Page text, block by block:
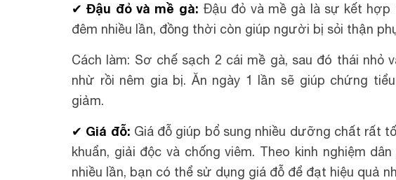
✔ Đậu đỏ và mề gà: Đậu đỏ và mề gà là sự kết
đêm nhiều lần, đồng thời còn giúp người bị sỏi thận
Cách làm: Sơ chế sạch 2 cái mề gà, sau đó thái nhỏ
nhừ rồi nêm gia bị. Ăn ngày 1 lần sẽ giúp chứng
giảm.
✔ Giá đỗ: Giá đỗ giúp bổ sung nhiều dưỡng chất rất
khuẩn, giải độc và chống viêm. Theo kinh nghiệm
nhiều lần, bạn có thể sử dụng giá đỗ để đạt hiệu quả